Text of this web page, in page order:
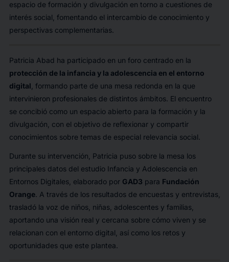
espacio de formación y divulgación en torno a cuestiones de
interés social, fomentando el intercambio de conocimiento y
perspectivas complementarias.
Patricia Abad ha participado en un foro centrado en la
protección de la infancia y la adolescencia en el entorno
digital , formando parte de una mesa redonda en la que
intervinieron profesionales de distintos ámbitos. El encuentro
se concibió como un espacio abierto para la formación y la
divulgación, con el objetivo de reflexionar y compartir
conocimientos sobre temas de especial relevancia social.
Durante su intervención, Patricia puso sobre la mesa los
principales datos del estudio Infancia y Adolescencia en
Entornos Digitales, elaborado por GAD3 para Fundación
Orange. A través de los resultados de encuestas y entrevistas,
trasladó la voz de niños, niñas, adolescentes y familias,
aportando una visión real y cercana sobre cómo viven y se
relacionan con el entorno digital, así como los retos y
oportunidades que este plantea.